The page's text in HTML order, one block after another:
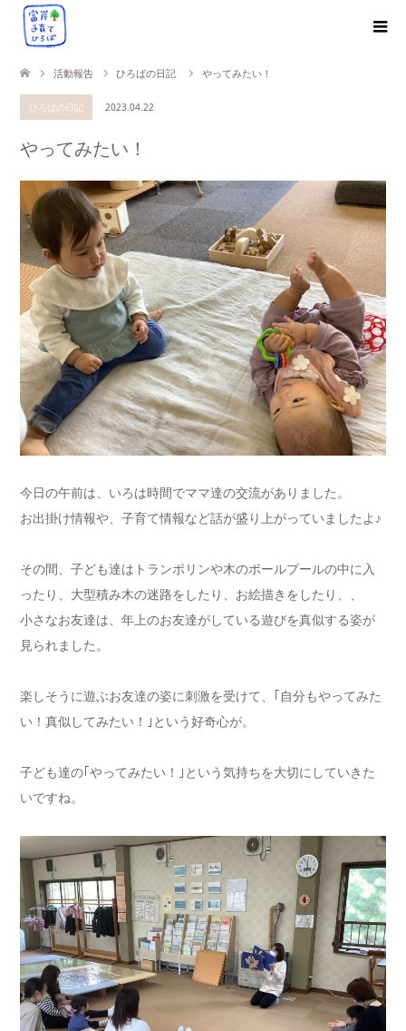
活動報告 ひろばの日記 やってみたい！
ひろばの日記 2023.04.22
やってみたい！
今日の午前は、いろは時間でママ達の交流がありました。
お出掛け情報や、子育て情報など話が盛り上がっていましたよ♪︎
その間、子ども達はトランポリンや木のボールプールの中に入
ったり、大型積み木の迷路をしたり、お絵描きをしたり、、
小さなお友達は、年上のお友達がしている遊びを真似する姿が
見られました。
楽しそうに遊ぶお友達の姿に刺激を受けて、｢自分もやってみた
い！真似してみたい！｣という好奇心が。
子ども達の｢やってみたい！｣という気持ちを大切にしていきた
いですね。